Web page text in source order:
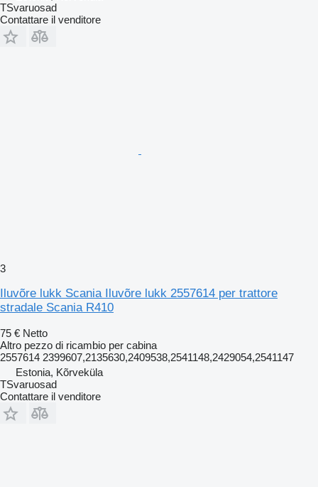
TSvaruosad
Contattare il venditore
3
Iluvõre lukk Scania Iluvõre lukk 2557614 per trattore
stradale Scania R410
75 € Netto
Altro pezzo di ricambio per cabina
2557614 2399607,2135630,2409538,2541148,2429054,2541147
Estonia, Kõrveküla
TSvaruosad
Contattare il venditore